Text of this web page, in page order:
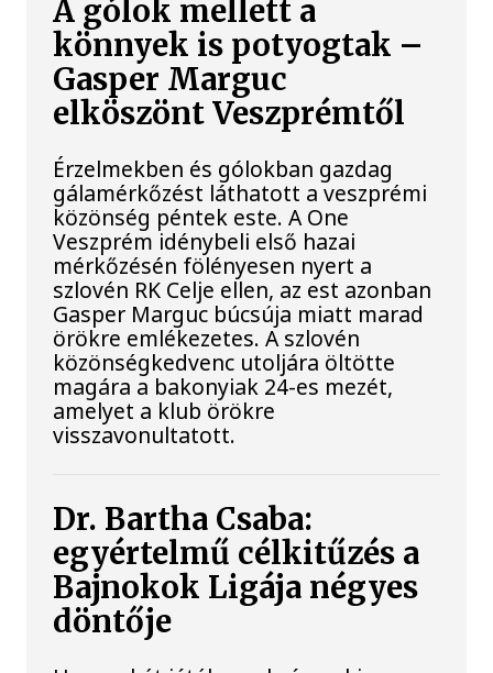
A gólok mellett a
könnyek is potyogtak –
Gasper Marguc
elköszönt Veszprémtől
Érzelmekben és gólokban gazdag
gálamérkőzést láthatott a veszprémi
közönség péntek este. A One
Veszprém idénybeli első hazai
mérkőzésén fölényesen nyert a
szlovén RK Celje ellen, az est azonban
Gasper Marguc búcsúja miatt marad
örökre emlékezetes. A szlovén
közönségkedvenc utoljára öltötte
magára a bakonyiak 24-es mezét,
amelyet a klub örökre
visszavonultatott.
Dr. Bartha Csaba:
egyértelmű célkitűzés a
Bajnokok Ligája négyes
döntője